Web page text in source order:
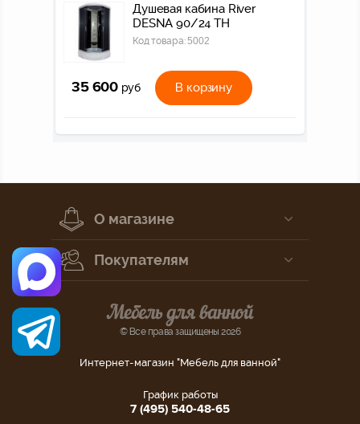
Душевая кабина River
DESNA 90/24 TH
Код товара:5002
35 600 руб В корзину
О магазине
Покупателям
© Все права защищены 2026
Интернет-магазин "Мебель для ванной"
График работы
7 (495) 540-48-65